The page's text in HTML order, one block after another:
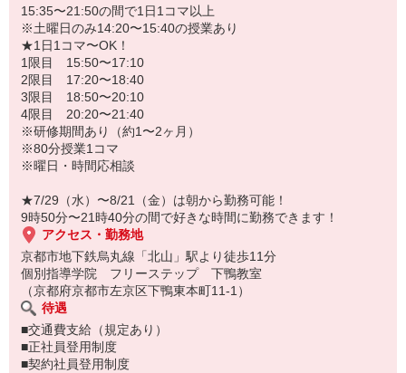
当社では「講師フォーラム」という講師が主体となって優秀教室の
取り組みを共有し、全教室のサービス・教務力水準を向上させるイ
ベントを行い、より高いレベルの教育サービスを提供できるように
努めています。
15:35〜21:50の間で1日1コマ以上
※土曜日のみ14:20〜15:40の授業あり
★1日1コマ〜OK！
1限目 15:50〜17:10
2限目 17:20〜18:40
3限目 18:50〜20:10
4限目 20:20〜21:40
※研修期間あり（約1〜2ヶ月）
※80分授業1コマ
※曜日・時間応相談
★7/29（水）〜8/21（金）は朝から勤務可能！
9時50分〜21時40分の間で好きな時間に勤務できます！
アクセス・勤務地
京都市地下鉄烏丸線「北山」駅より徒歩11分
個別指導学院 フリーステップ 下鴨教室
（京都府京都市左京区下鴨東本町11-1）
待遇
■交通費支給（規定あり）
■正社員登用制度
■契約社員登用制度